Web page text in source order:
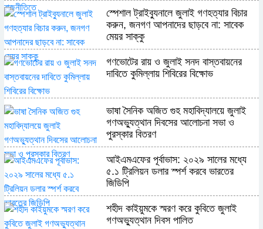
স্পেশাল ট্রাইব্যুনালে জুলাই গণহত্যার বিচার
করুন, জনগণ আপনাদের ছাড়বে না: সাবেক
মেয়র সাক্কু
গণভোটের রায় ও জুলাই সনদ বাস্তবায়নের
দাবিতে কুমিল্লায় শিবিরের বিক্ষোভ
ভাষা সৈনিক অজিত গুহ মহাবিদ্যালয়ে জুলাই
গণঅভ্যুত্থান দিবসের আলোচনা সভা ও
পুরস্কার বিতরণ
​আইএমএফের পূর্বাভাস: ২০২৯ সালের মধ্যে
৫.১ ট্রিলিয়ন ডলার স্পর্শ করবে ভারতের
জিডিপি
শহীদ কাইয়ুমকে স্মরণ করে কুবিতে জুলাই
গণঅভ্যুত্থান দিবস পালিত